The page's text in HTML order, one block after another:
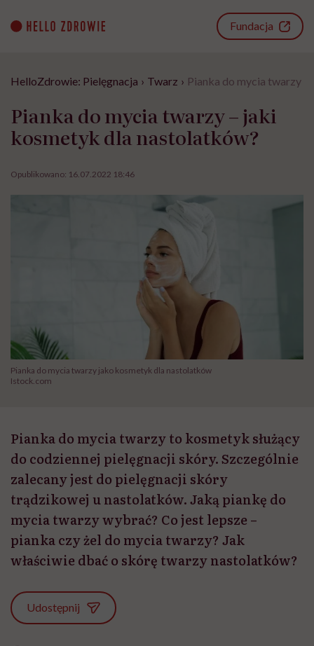
content
Fundacja
HelloZdrowie: Pielęgnacja › Twarz › Pianka do mycia twarzy
Pianka do mycia twarzy – jaki
kosmetyk dla nastolatków?
Opublikowano: 16.07.2022 18:46
Pianka do mycia twarzy jako kosmetyk dla nastolatków
Istock.com
Pianka do mycia twarzy to kosmetyk służący
do codziennej pielęgnacji skóry. Szczególnie
zalecany jest do pielęgnacji skóry
trądzikowej u nastolatków. Jaką piankę do
mycia twarzy wybrać? Co jest lepsze –
pianka czy żel do mycia twarzy? Jak
właściwie dbać o skórę twarzy nastolatków?
Udostępnij